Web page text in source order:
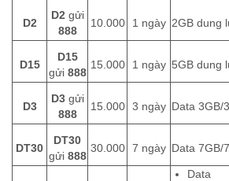
D2
D2 gửi
888
10.000 1 ngày 2GB dung
D15
D15
gửi888
15.000 1 ngày 5GB dung
D3
D3 gửi
888
15.000 3 ngày Data 3GB/
DT30
DT30
gửi888
30.000 7 ngày Data 7GB/